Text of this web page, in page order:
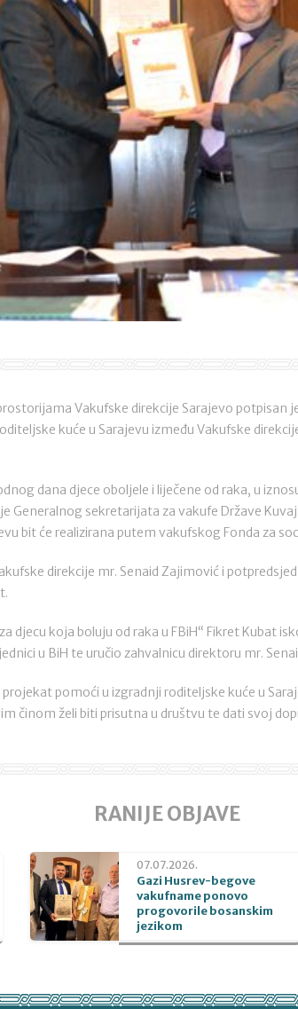
Vakufske direkcije Sarajevo potpisan
kuće u Sarajevu između Vakufske
dana djece oboljele i liječene od raka, u
Generalnog sekretarijata za vakufe Države
bit će realizirana putem vakufskog Fonda za
direkcije mr. Senaid Zajimović i
djecu koja boluju od raka u FBiH“ Fikret Kubat
u BiH te uručio zahvalnicu direktoru mr.
pomoći u izgradnji roditeljske kuće u
činom želi biti prisutna u društvu te dati svoj
RANIJE OBJAVE
07.07.2026.
Gazi Husrev-begove
vakufname ponovo
progovorile bosanskim
jezikom